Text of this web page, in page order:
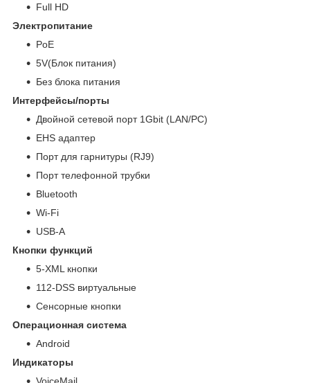
Full HD
Электропитание
PoE
5V(Блок питания)
Без блока питания
Интерфейсы/порты
Двойной сетевой порт 1Gbit (LAN/PC)
EHS адаптер
Порт для гарнитуры (RJ9)
Порт телефонной трубки
Bluetooth
Wi-Fi
USB-A
Кнопки функций
5-XML кнопки
112-DSS виртуальные
Сенсорные кнопки
Операционная система
Android
Индикаторы
VoiceMail